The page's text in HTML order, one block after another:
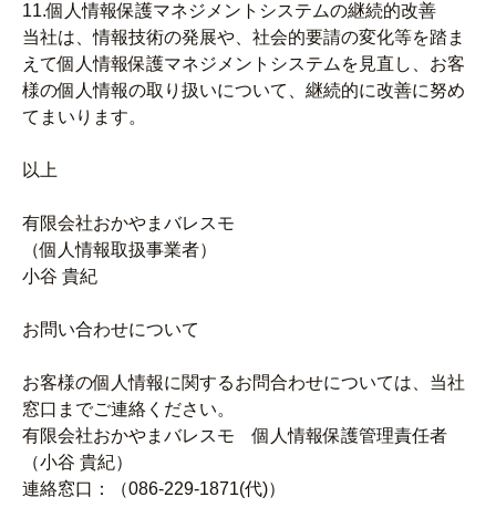
11.個人情報保護マネジメントシステムの継続的改善
当社は、情報技術の発展や、社会的要請の変化等を踏ま
えて個人情報保護マネジメントシステムを見直し、お客
様の個人情報の取り扱いについて、継続的に改善に努め
てまいります。
以上
有限会社おかやまバレスモ
（個人情報取扱事業者）
小谷 貴紀
お問い合わせについて
お客様の個人情報に関するお問合わせについては、当社
窓口までご連絡ください。
有限会社おかやまバレスモ 個人情報保護管理責任者
（小谷 貴紀）
連絡窓口：（086-229-1871(代)）